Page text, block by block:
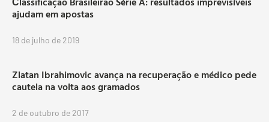
ajudam em apostas
18 de julho de 2019
Zlatan Ibrahimovic avança na recuperação e médico pede
cautela na volta aos gramados
2 de outubro de 2017